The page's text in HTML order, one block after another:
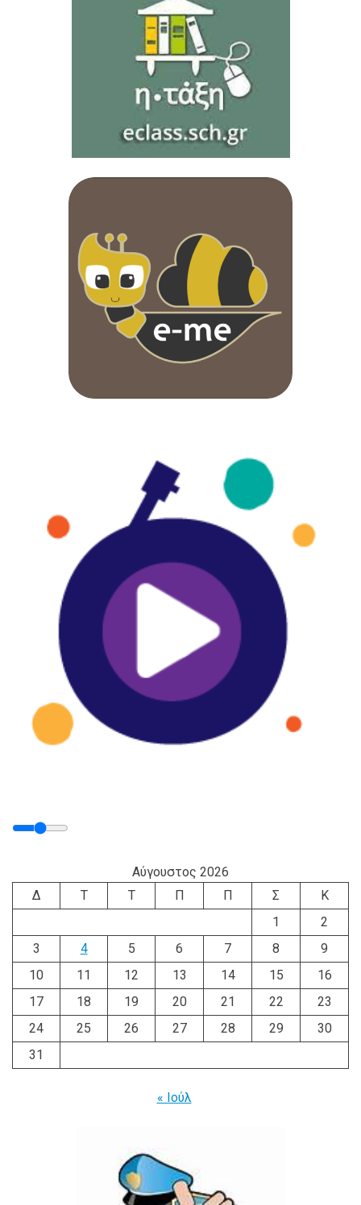
Αύγουστος 2026
Δ
Τ Τ Π Π Σ
Κ
1
2
3
4 5 6 7 8
9
10
11 12 13 14 15
16
17
18 19 20 21 22
23
24
25 26 27 28 29
30
31
« Ιούλ